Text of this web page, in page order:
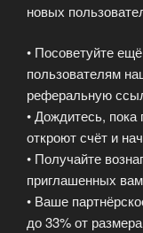
новых
• Посоветуйте
пользователям
реферальную
• Дождитесь,
откроют счёт и
• Получайте
приглашенных
• Ваше
до 33% от